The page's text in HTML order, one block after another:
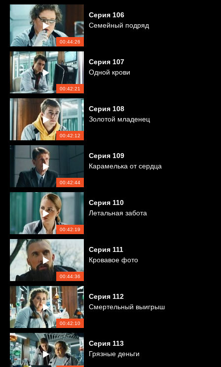
00:44:26
Серия 106
Семейный подряд
00:42:21
Серия 107
Одной крови
00:42:12
Серия 108
Золотой младенец
00:42:44
Серия 109
Карамелька от сердца
00:42:19
Серия 110
Летальная забота
00:44:36
Серия 111
Кровавое фото
00:42:10
Серия 112
Смертельный выигрыш
Серия 113
Грязные деньги